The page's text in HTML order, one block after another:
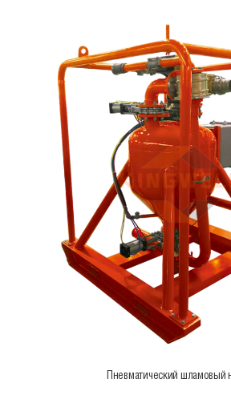
Пневматический шламовый